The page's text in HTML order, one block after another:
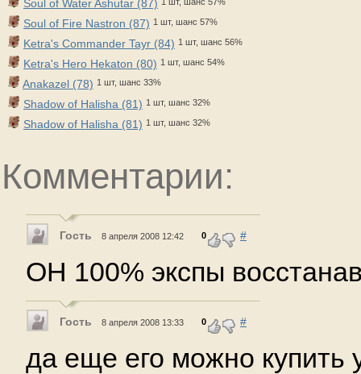
Soul of Water Ashutar (87)
Soul of Fire Nastron (87) 1 шт, шанс 57%
Ketra's Commander Tayr (84) 1 шт, шанс 56%
Ketra's Hero Hekaton (80) 1 шт, шанс 54%
Anakazel (78) 1 шт, шанс 33%
Shadow of Halisha (81) 1 шт, шанс 32%
Shadow of Halisha (81) 1 шт, шанс 32%
Комментарии:
Гость 8 апреля 2008 12:42 0 #
ОН 100% экспы
Гость 8 апреля 2008 13:33 0 #
да еще его можно купить